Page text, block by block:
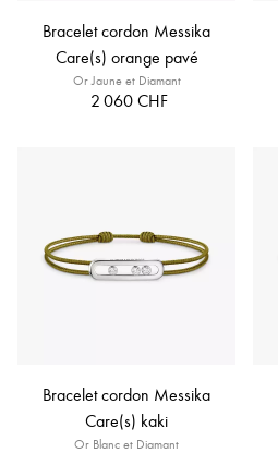
Bracelet cordon Messika
Care(s) orange pavé
Or Jaune et Diamant
2 060 CHF
Bracelet cordon Messika
Care(s) kaki
Or Blanc et Diamant